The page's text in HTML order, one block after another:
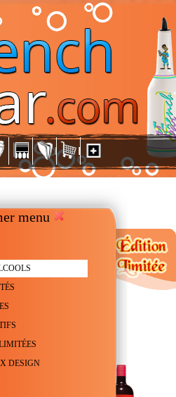
menu
DESIGN